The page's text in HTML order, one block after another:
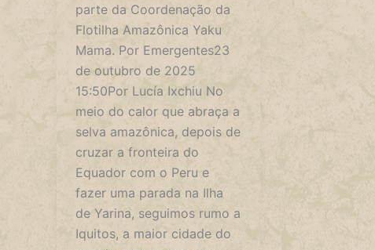
parte da Coordenação da
Flotilha Amazônica Yaku
Mama. Por Emergentes23
de outubro de 2025
15:50Por Lucía Ixchiu No
meio do calor que abraça a
selva amazônica, depois de
cruzar a fronteira do
Equador com o Peru e
fazer uma parada na Ilha
de Yarina, seguimos rumo a
Iquitos, a maior cidade do